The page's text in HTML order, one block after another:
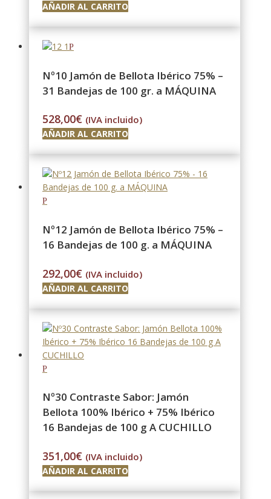
AÑADIR AL CARRITO
Nº10 Jamón de Bellota Ibérico 75% –
31 Bandejas de 100 gr. a MÁQUINA
528,00€ (IVA incluido)
AÑADIR AL CARRITO
Nº12 Jamón de Bellota Ibérico 75% –
16 Bandejas de 100 g. a MÁQUINA
292,00€ (IVA incluido)
AÑADIR AL CARRITO
Nº30 Contraste Sabor: Jamón
Bellota 100% Ibérico + 75% Ibérico
16 Bandejas de 100 g A CUCHILLO
351,00€ (IVA incluido)
AÑADIR AL CARRITO